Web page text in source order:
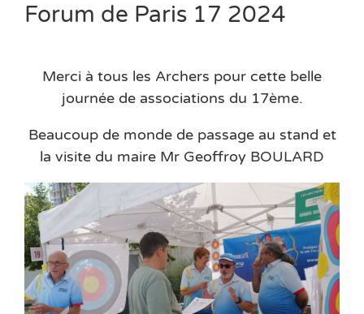
Forum de Paris 17 2024
Merci à tous les Archers pour cette belle
journée de associations du 17ème.
Beaucoup de monde de passage au stand et
la visite du maire Mr Geoffroy BOULARD